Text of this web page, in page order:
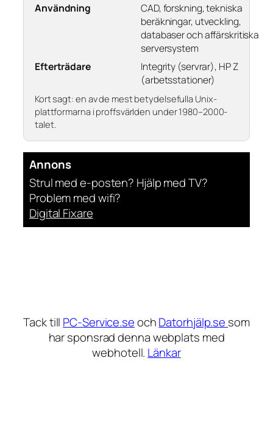
Användning
CAD, forskning, tekniska
beräkningar, utveckling,
databaser och affärskritiska
serversystem
Efterträdare
Integrity (servrar), HP Z
(arbetsstationer)
Kort sagt: en av de mest betydelsefulla Unix-
plattformarna i proffsvärlden under 1980–2000-
talet.
Annons
Strul med e-posten? Hjälp med TV?
Problem med wifi?
Digital Fixare
Tack till PC-Service.seochDatorhjälp.se som
har sponsrad denna webplats med
webhotell. Länkar